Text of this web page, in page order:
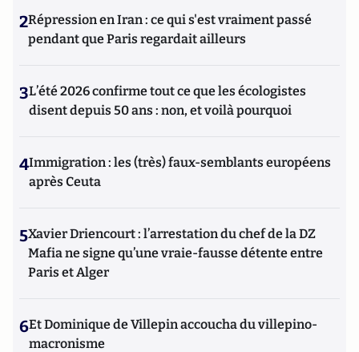
2Répression en Iran : ce qui s'est vraiment passé
pendant que Paris regardait ailleurs
3L’été 2026 confirme tout ce que les écologistes
disent depuis 50 ans : non, et voilà pourquoi
4Immigration : les (très) faux-semblants européens
après Ceuta
5Xavier Driencourt : l’arrestation du chef de la DZ
Mafia ne signe qu’une vraie-fausse détente entre
Paris et Alger
6Et Dominique de Villepin accoucha du villepino-
macronisme